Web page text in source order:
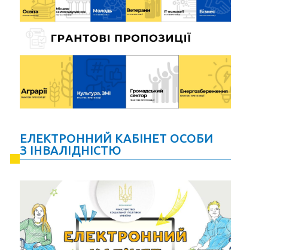
ЕЛЕКТРОННИЙ КАБІНЕТ ОСОБИ
З ІНВАЛІДНІСТЮ